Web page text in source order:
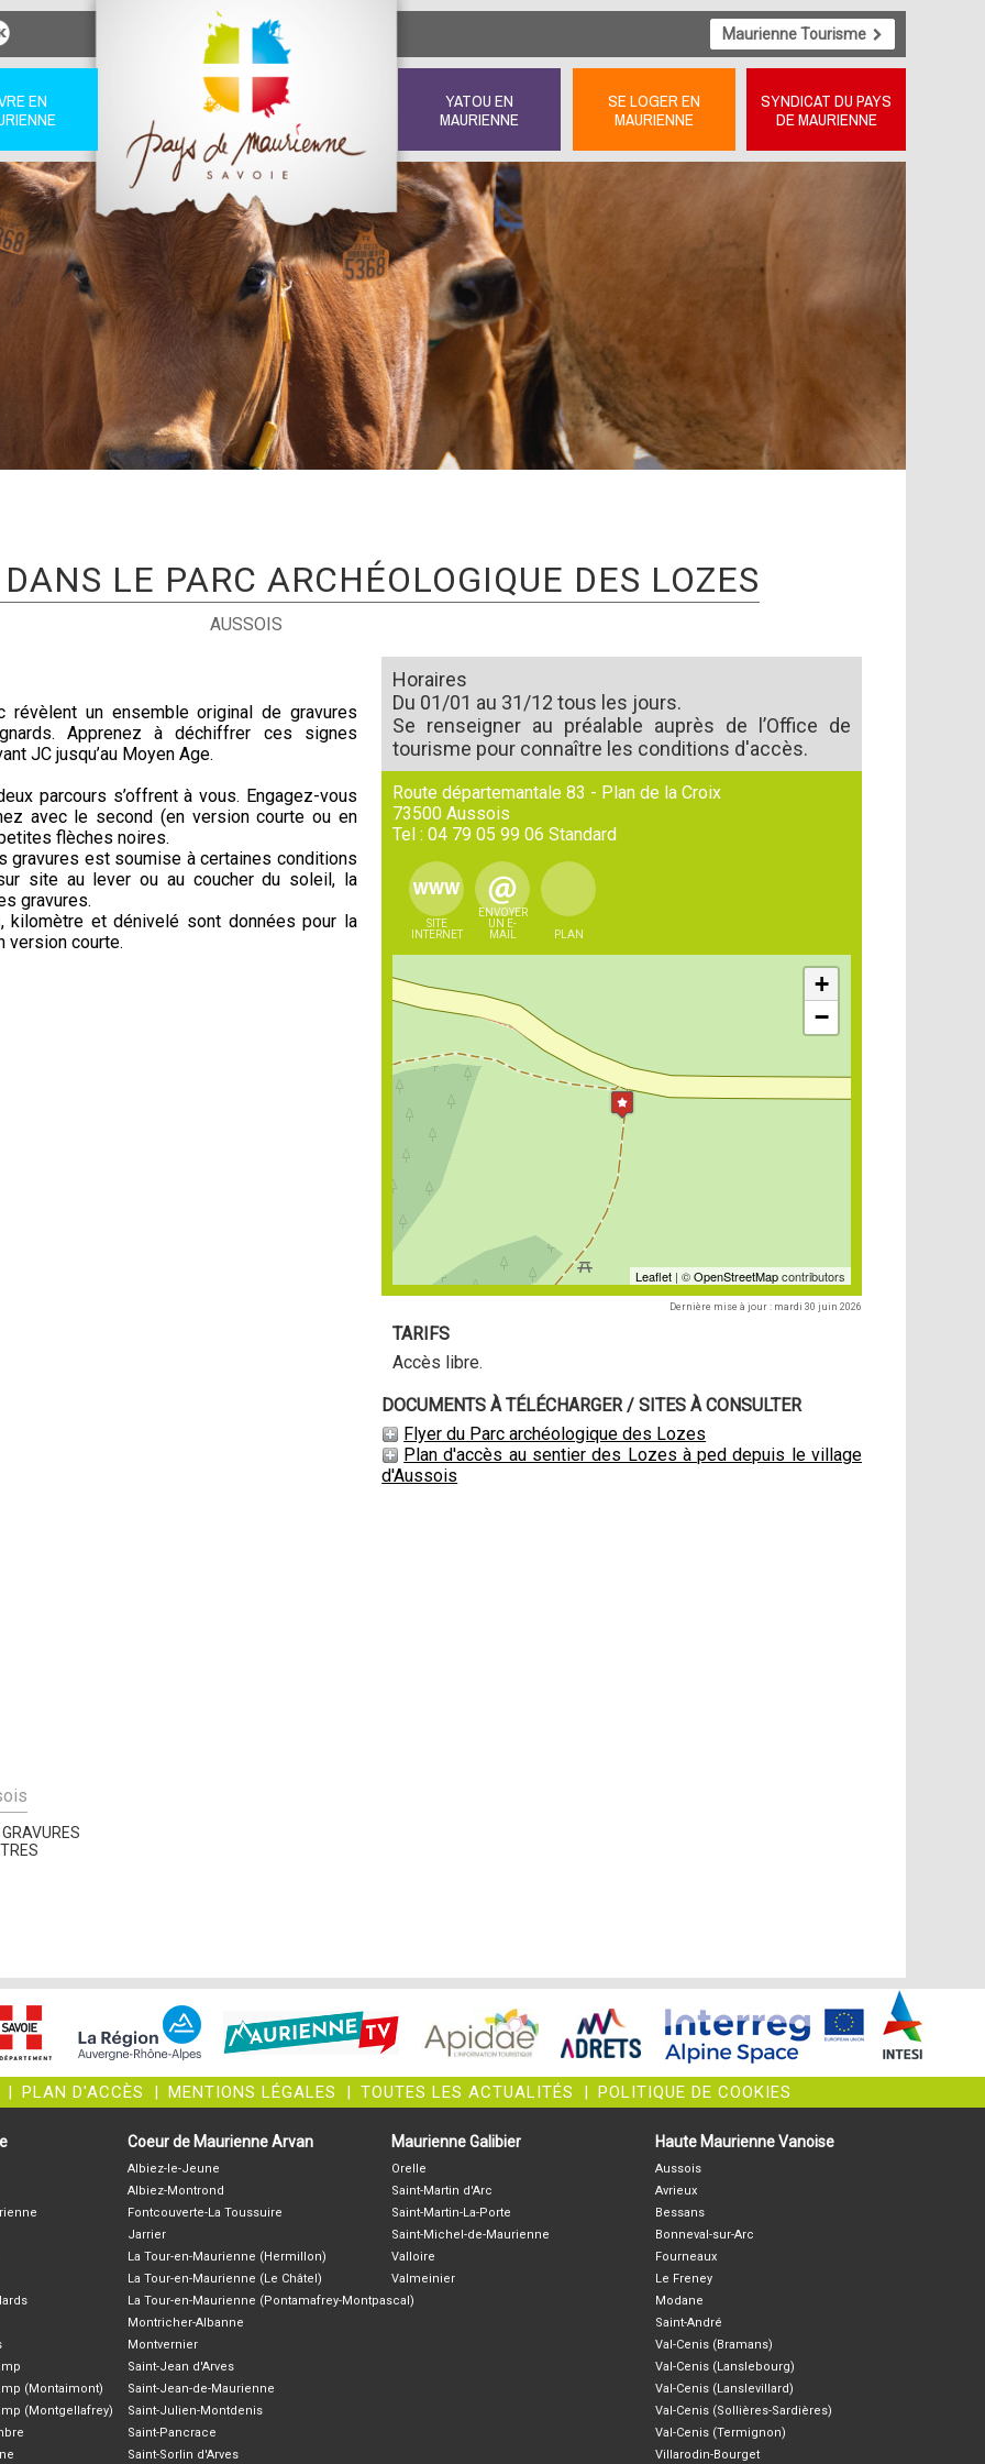
Maurienne Tourisme
EN
YATOU EN
MAURIENNE
SE LOGER EN
MAURIENNE
SYNDICAT DU PAYS
DE MAURIENNE
LE PARC ARCHÉOLOGIQUE DES LOZES
AUSSOIS
révèlent un ensemble original de gravures
Apprenez à déchiffrer ces signes
JC jusqu’au Moyen Age.
parcours s’offrent à vous. Engagez-vous
avec le second (en version courte ou en
flèches noires.
gravures est soumise à certaines conditions
site au lever ou au coucher du soleil, la
gravures.
et dénivelé sont données pour la
version courte.
Horaires
Du 01/01 au 31/12 tous les jours.
Se renseigner au préalable auprès de l’Office de
tourisme pour connaître les conditions d'accès.
Route départemantale 83 - Plan de la Croix
73500 Aussois
Tel : 04 79 05 99 06Standard
SITE
INTERNET
ENVOYER
UN E-
MAIL
PLAN
+
−
Leaflet| ©OpenStreetMapcontributors
Dernière mise à jour : mardi 30 juin 2026
TARIFS
Accès libre.
DOCUMENTS À TÉLÉCHARGER / SITES À CONSULTER
Flyer du Parc archéologique des Lozes
Plan d'accès au sentier des Lozes à ped depuis le village
d'Aussois
PLAN D'ACCÈS MENTIONS LÉGALES TOUTES LES ACTUALITÉS POLITIQUE DE COOKIES
(Montaimont)
(Montgellafrey)
Coeur de Maurienne Arvan
Albiez-le-Jeune
Albiez-Montrond
Fontcouverte-La Toussuire
Jarrier
La Tour-en-Maurienne (Hermillon)
La Tour-en-Maurienne (Le Châtel)
La Tour-en-Maurienne (Pontamafrey-Montpascal)
Montricher-Albanne
Montvernier
Saint-Jean d'Arves
Saint-Jean-de-Maurienne
Saint-Julien-Montdenis
Saint-Pancrace
Saint-Sorlin d'Arves
Maurienne Galibier
Orelle
Saint-Martin d'Arc
Saint-Martin-La-Porte
Saint-Michel-de-Maurienne
Valloire
Valmeinier
Haute Maurienne Vanoise
Aussois
Avrieux
Bessans
Bonneval-sur-Arc
Fourneaux
Le Freney
Modane
Saint-André
Val-Cenis (Bramans)
Val-Cenis (Lanslebourg)
Val-Cenis (Lanslevillard)
Val-Cenis (Sollières-Sardières)
Val-Cenis (Termignon)
Villarodin-Bourget